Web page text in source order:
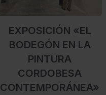
EXPOSICIÓN «EL
BODEGÓN EN LA
PINTURA
CORDOBESA
CONTEMPORÁNEA»